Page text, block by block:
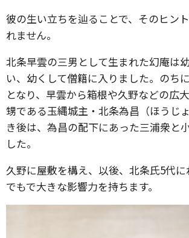
彼の生い立ちを辿ることで、そのヒン
れません。
北条早雲の三男として生まれた幻庵は
い、幼くして僧籍に入りました。のち
となり、早雲から箱根や久野などの広
甥である玉縄城主・北条為昌（ほうじ
き後は、為昌の配下にあった三浦衆と
した。
久野に屋敷を構え、以後、北条氏5代
でもで大きな影響力を持ちます。